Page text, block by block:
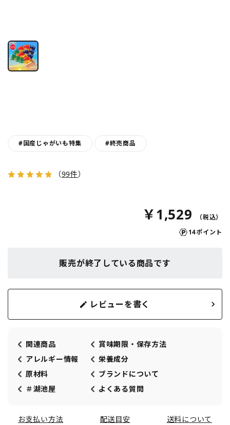
#国産じゃがいも特集 #終売商品
（99件）
￥1,529
14ポイント
販売が終了している商品です
レビューを書く
関連商品
賞味期限・保存方法
アレルギー情報
栄養成分
原材料
ブランドについて
＃湖池屋
よくある質問
お支払い方法 配送目安 送料について